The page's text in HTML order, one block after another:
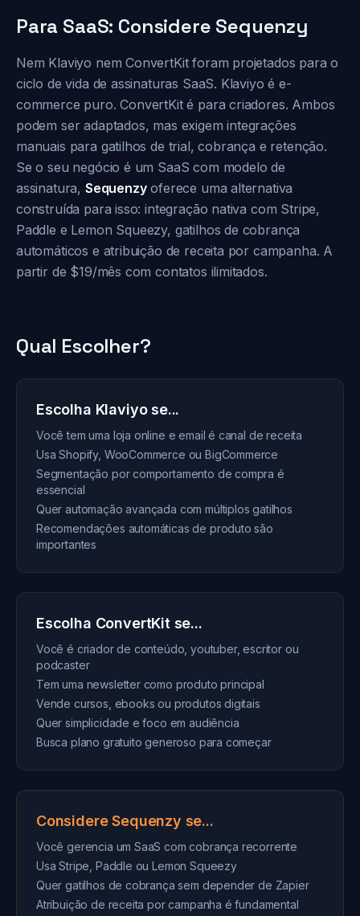
Para SaaS: Considere Sequenzy
Nem Klaviyo nem ConvertKit foram projetados para o
ciclo de vida de assinaturas SaaS. Klaviyo é e-
commerce puro. ConvertKit é para criadores. Ambos
podem ser adaptados, mas exigem integrações
manuais para gatilhos de trial, cobrança e retenção.
Se o seu negócio é um SaaS com modelo de
assinatura, Sequenzyoferece uma alternativa
construída para isso: integração nativa com Stripe,
Paddle e Lemon Squeezy, gatilhos de cobrança
automáticos e atribuição de receita por campanha. A
partir de $19/mês com contatos ilimitados.
Qual Escolher?
Escolha Klaviyo se...
Você tem uma loja online e email é canal de receita
Usa Shopify, WooCommerce ou BigCommerce
Segmentação por comportamento de compra é
essencial
Quer automação avançada com múltiplos gatilhos
Recomendações automáticas de produto são
importantes
Escolha ConvertKit se...
Você é criador de conteúdo, youtuber, escritor ou
podcaster
Tem uma newsletter como produto principal
Vende cursos, ebooks ou produtos digitais
Quer simplicidade e foco em audiência
Busca plano gratuito generoso para começar
Considere Sequenzy se...
Você gerencia um SaaS com cobrança recorrente
Usa Stripe, Paddle ou Lemon Squeezy
Quer gatilhos de cobrança sem depender de Zapier
Atribuição de receita por campanha é fundamental